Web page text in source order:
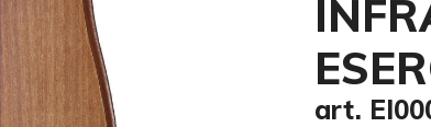
art.